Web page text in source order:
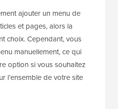
ajouter un menu de
et pages, alors la
choix. Cependant, vous
manuellement, ce qui
option si vous souhaitez
l’ensemble de votre site